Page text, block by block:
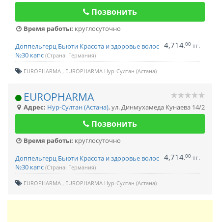
Позвонить
Время работы: круглосуточно
Доппельгерц Бьюти Красота и здоровье волос
№30 капс (Страна: Германия)
4,714.00 тг.
EUROPHARMA EUROPHARMA Нур-Султан (Астана)
EUROPHARMA
Адрес: Нур-Султан (Астана),ул. Динмухамеда Кунаева 14/2
Позвонить
Время работы: круглосуточно
Доппельгерц Бьюти Красота и здоровье волос
№30 капс (Страна: Германия)
4,714.00 тг.
EUROPHARMA EUROPHARMA Нур-Султан (Астана)